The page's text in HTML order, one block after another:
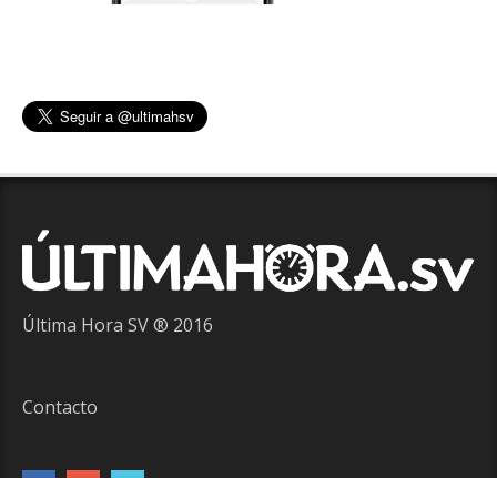
Última Hora SV ® 2016
Contacto